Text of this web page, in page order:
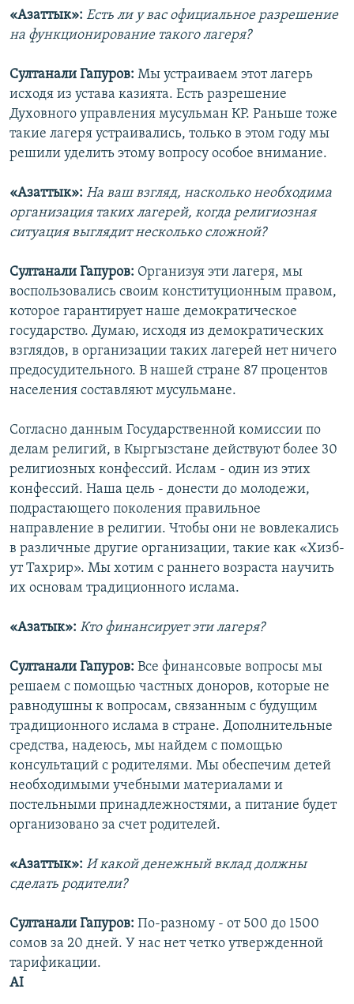
«Азаттык»: Есть ли у вас официальное разрешение
на функционирование такого лагеря?
Султанали Гапуров: Мы устраиваем этот лагерь
исходя из устава казията. Есть разрешение
Духовного управления мусульман КР. Раньше тоже
такие лагеря устраивались, только в этом году мы
решили уделить этому вопросу особое внимание.
«Азаттык»: На ваш взгляд, насколько необходима
организация таких лагерей, когда религиозная
ситуация выглядит несколько сложной?
Султанали Гапуров: Организуя эти лагеря, мы
воспользовались своим конституционным правом,
которое гарантирует наше демократическое
государство. Думаю, исходя из демократических
взглядов, в организации таких лагерей нет ничего
предосудительного. В нашей стране 87 процентов
населения составляют мусульмане.
Согласно данным Государственной комиссии по
делам религий, в Кыргызстане действуют более 30
религиозных конфессий. Ислам - один из этих
конфессий. Наша цель - донести до молодежи,
подрастающего поколения правильное
направление в религии. Чтобы они не вовлекались
в различные другие организации, такие как «Хизб-
ут Тахрир». Мы хотим с раннего возраста научить
их основам традиционного ислама.
«Азатык»: Кто финансирует эти лагеря?
Султанали Гапуров: Все финансовые вопросы мы
решаем с помощью частных доноров, которые не
равнодушны к вопросам, связанным с будущим
традиционного ислама в стране. Дополнительные
средства, надеюсь, мы найдем с помощью
консультаций с родителями. Мы обеспечим детей
необходимыми учебными материалами и
постельными принадлежностями, а питание будет
организовано за счет родителей.
«Азаттык»: И какой денежный вклад должны
сделать родители?
Султанали Гапуров: По-разному - от 500 до 1500
сомов за 20 дней. У нас нет четко утвержденной
тарификации.
AI